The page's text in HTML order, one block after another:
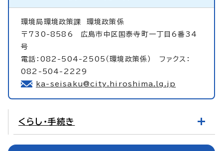
環境局環境政策課 環境政策係
〒730-8586 広島市中区国泰寺町一丁目6番34
号
電話：082-504-2505（環境政策係） ファクス：
082-504-2229
ka-seisaku@city.hiroshima.lg.jp
くらし・手続き